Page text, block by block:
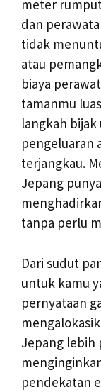
meter
dan
tidak
atau
biaya
tamanmu
langkah
pengeluaran
terjangkau.
Jepang
tanpa perlu
Dari sudut
untuk kamu
pernyataan
Jepang lebih
pendekatan